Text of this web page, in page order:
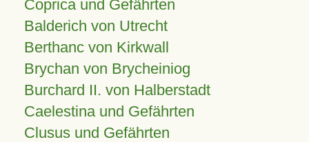
Coprica und Gefährten
Balderich von Utrecht
Berthanc von Kirkwall
Brychan von Brycheiniog
Burchard II. von Halberstadt
Caelestina und Gefährten
Clusus und Gefährten